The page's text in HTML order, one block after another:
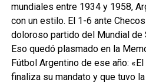
mundiales entre 1934 y 1958,
con un estilo. El 1-6 ante
doloroso partido del Mundial de
Eso quedó plasmado en la
Fútbol Argentino de ese año:
finaliza su mandato y que tuvo